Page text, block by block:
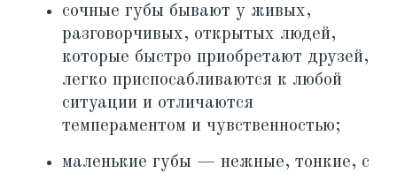
сочные губы бывают у живых,
разговорчивых, открытых людей,
которые быстро приобретают друзей,
легко приспосабливаются к любой
ситуации и отличаются
темпераментом и чувственностью;
маленькие губы — нежные, тонкие, с